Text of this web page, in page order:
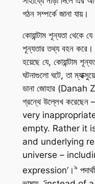
গঠন সম্পর্কে জানা যায়।
কোয়ান্টাম শূন্যতা থেকে
শূন্যতার তথ্য বহন করে।
হয়েছে যে, কোয়ান্টাম
ঘটনাগুলো ঘটে, তা
ডানা জোহার (Danah
গ্রন্থে উল্লেখ
very
empty. Rather it
and underlying
universe –
expression’।৯